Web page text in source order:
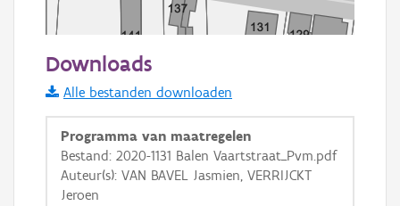
Informatie Vlaanderen
i
+ −
Downloads
Alle bestanden downloaden
Programma van maatregelen
Bestand: 2020-1131 Balen Vaartstraat_Pvm.pdf
Auteur(s): VAN BAVEL Jasmien, VERRIJCKT
Jeroen